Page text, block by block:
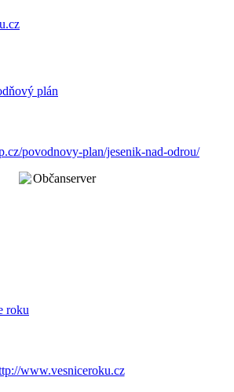
povodnovy-plan/jesenik-nad-odrou/
www.vesniceroku.cz